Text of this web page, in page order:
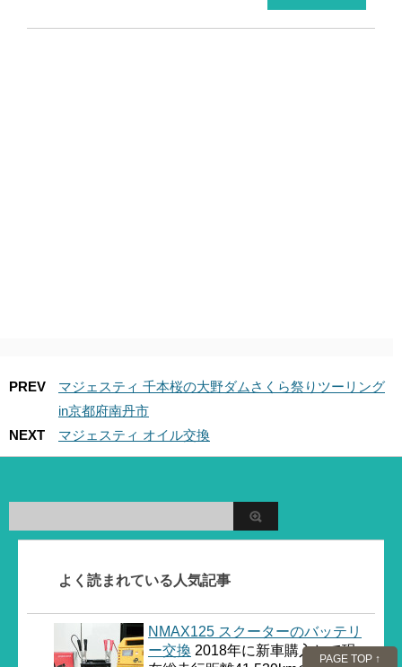
PREV
マジェスティ 千本桜の大野ダムさくら祭りツーリング
in京都府南丹市
NEXT
マジェスティ オイル交換
よく読まれている人気記事
NMAX125 スクーターのバッテリ
ー交換 2018年に新車購入して現
PAGE TOP ↑